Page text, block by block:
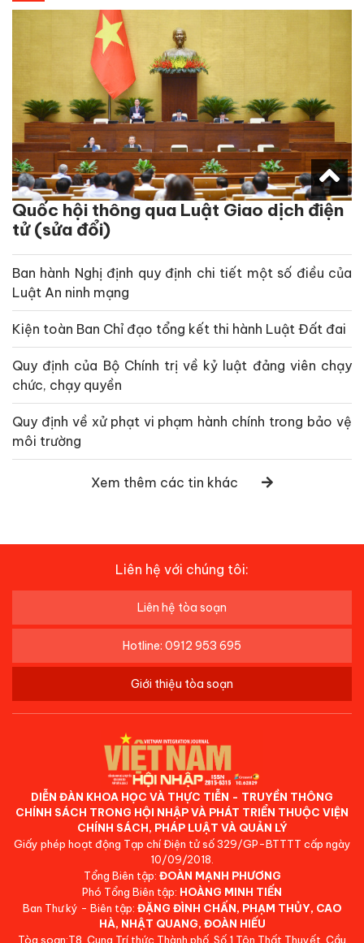
Quốc hội thông qua Luật Giao dịch điện
tử (sửa đổi)
Ban hành Nghị định quy định chi tiết một số điều của
Luật An ninh mạng
Kiện toàn Ban Chỉ đạo tổng kết thi hành Luật Đất đai
Quy định của Bộ Chính trị về kỷ luật đảng viên chạy
chức, chạy quyền
Quy định về xử phạt vi phạm hành chính trong bảo vệ
môi trường
Xem thêm các tin khác
Liên hệ với chúng tôi:
Liên hệ tòa soạn
Hotline: 0912 953 695
Giới thiệu tòa soạn
DIỄN ĐÀN KHOA HỌC VÀ THỰC TIỄN - TRUYỀN THÔNG
CHÍNH SÁCH TRONG HỘI NHẬP VÀ PHÁT TRIỂN THUỘC VIỆN
CHÍNH SÁCH, PHÁP LUẬT VÀ QUẢN LÝ
Giấy phép hoạt động Tạp chí Điện tử số 329/GP-BTTTT cấp ngày
10/09/2018.
Tổng Biên tập: ĐOÀN MẠNH PHƯƠNG
Phó Tổng Biên tập: HOÀNG MINH TIẾN
Ban Thư ký - Biên tập: ĐẶNG ĐÌNH CHẤN, PHẠM THỦY, CAO
HÀ, NHẬT QUANG, ĐOÀN HIẾU
Tòa soạn:T8, Cung Trí thức Thành phố, Số 1 Tôn Thất Thuyết, Cầu